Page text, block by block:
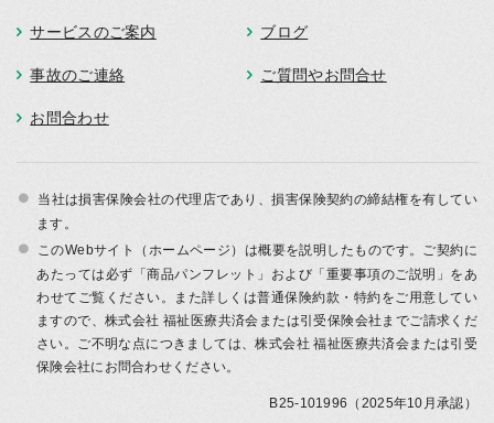
サービスのご案内 ブログ
事故のご連絡 ご質問やお問合せ
お問合わせ
当社は損害保険会社の代理店であり、損害保険契約の締結権を有してい
ます。
このWebサイト（ホームページ）は概要を説明したものです。ご契約に
あたっては必ず「商品パンフレット」および「重要事項のご説明」をあ
わせてご覧ください。また詳しくは普通保険約款・特約をご用意してい
ますので、株式会社 福祉医療共済会または引受保険会社までご請求くだ
さい。ご不明な点につきましては、株式会社 福祉医療共済会または引受
保険会社にお問合わせください。
B25-101996（2025年10月承認）